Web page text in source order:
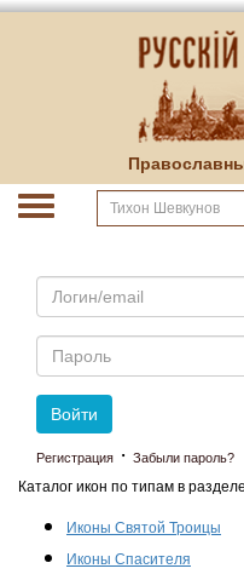
Email
Пароль
Войти
Регистрация · Забыли пароль?
Каталог икон по типам в разделе
Иконы Святой Троицы
Иконы Спасителя